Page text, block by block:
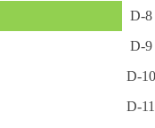
D-8
D-9
D-10
D-11